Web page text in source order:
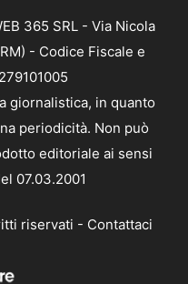
365 SRL - Via Nicola
- Codice Fiscale e
giornalistica, in quanto
periodicità. Non può
editoriale ai sensi
07.03.2001
riservati - Contattaci